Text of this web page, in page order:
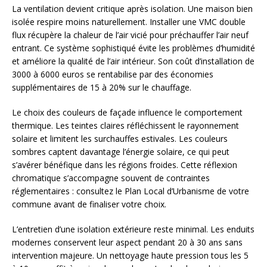
La ventilation devient critique après isolation. Une maison bien
isolée respire moins naturellement. Installer une VMC double
flux récupère la chaleur de l’air vicié pour préchauffer l’air neuf
entrant. Ce système sophistiqué évite les problèmes d’humidité
et améliore la qualité de l’air intérieur. Son coût d’installation de
3000 à 6000 euros se rentabilise par des économies
supplémentaires de 15 à 20% sur le chauffage.
Le choix des couleurs de façade influence le comportement
thermique. Les teintes claires réfléchissent le rayonnement
solaire et limitent les surchauffes estivales. Les couleurs
sombres captent davantage l’énergie solaire, ce qui peut
s’avérer bénéfique dans les régions froides. Cette réflexion
chromatique s’accompagne souvent de contraintes
réglementaires : consultez le Plan Local d’Urbanisme de votre
commune avant de finaliser votre choix.
L’entretien d’une isolation extérieure reste minimal. Les enduits
modernes conservent leur aspect pendant 20 à 30 ans sans
intervention majeure. Un nettoyage haute pression tous les 5